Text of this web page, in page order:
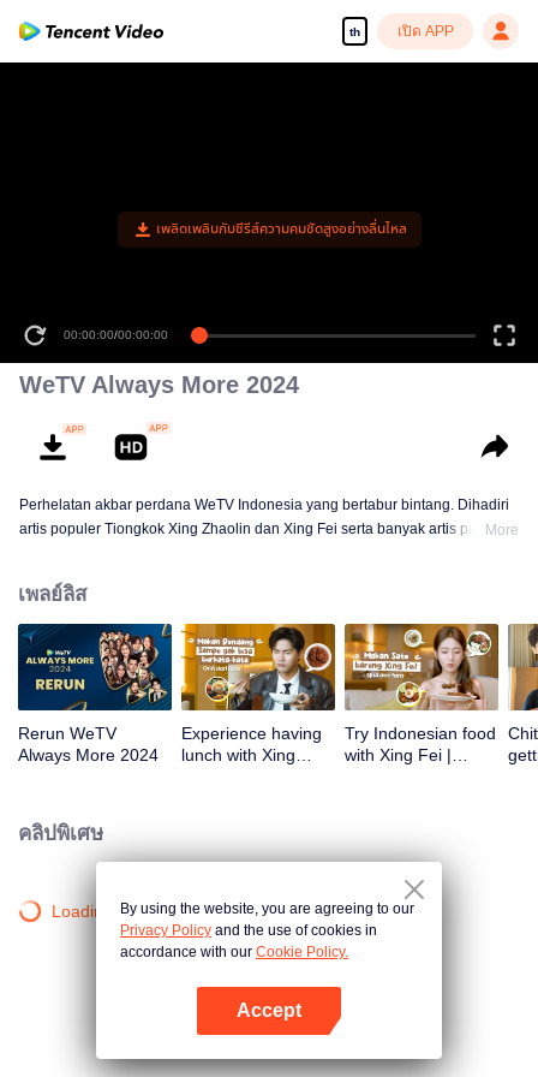
th เปิด APP
เพลิดเพลินกับซีรีส์ความคมชัดสูงอย่างลื่นไหล
00:00:00/00:00:00
WeTV Always More 2024
Perhelatan akbar perdana WeTV Indonesia yang bertabur bintang. Dihadiri
artis populer Tiongkok Xing Zhaolin dan Xing Fei serta banyak artis papan
banyak lagi. Plus penampilan spesial dari Rossa. Di acara ini WeTV
Indonesia juga mengumumkan WeTV Original series yang akan tayang
tahun mendatang.
More
เพลย์ลิส
Rerun WeTV
Always More 2024
Experience having
lunch with Xing
Try Indonesian food
with Xing Fei |
คลิปพิเศษ
Loading…By using the website, you are agreeing to our
Privacy Policy and the use of cookies in
accordance with our Cookie Policy.
Accept